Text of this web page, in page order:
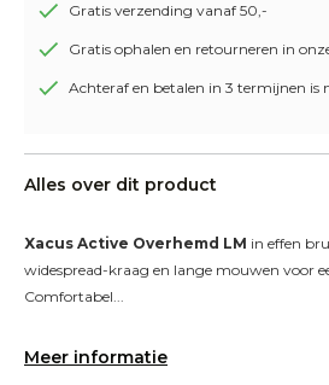
Gratis verzending vanaf 50,-
Gratis ophalen en retourneren in
Achteraf en betalen in 3 termijnen is
Alles over dit product
Xacus Active Overhemd LM in effen
widespread-kraag en lange mouwen voor
Comfortabel...
Meer informatie